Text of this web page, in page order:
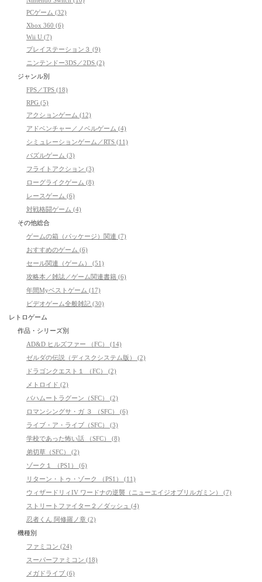
PCゲーム (32)
Xbox 360 (6)
Wii U (7)
プレイステーション３ (9)
ニンテンドー3DS／2DS (2)
ジャンル別
FPS／TPS (18)
RPG (5)
アクションゲーム (12)
アドベンチャー／ノベルゲーム (4)
シミュレーションゲーム／RTS (11)
パズルゲーム (3)
フライトアクション (3)
ローグライクゲーム (8)
レースゲーム (6)
対戦格闘ゲーム (4)
その他総合
ゲームの箱（パッケージ）関連 (7)
おすすめのゲーム (6)
セール関連（ゲーム） (51)
攻略本／雑誌／ゲーム関連書籍 (6)
年間Myベストゲーム (17)
ビデオゲーム全般雑記 (30)
レトロゲーム
作品・シリーズ別
AD&D ヒルズファー （FC） (14)
ゼルダの伝説（ディスクシステム版） (2)
ドラゴンクエスト１ （FC） (2)
メトロイド (2)
バハムートラグーン（SFC） (2)
ロマンシングサ・ガ ３ （SFC） (6)
ライブ・ア・ライブ（SFC） (3)
学校であった怖い話 （SFC） (8)
弟切草（SFC） (2)
ゾーク１ （PS1） (6)
リターン・トゥ・ゾーク （PS1） (11)
ウィザードリィIV ワードナの逆襲（ニューエイジオブリルガミン） (7)
ストリートファイター２／ダッシュ (4)
忍者くん 阿修羅ノ章 (2)
機種別
ファミコン (24)
スーパーファミコン (18)
メガドライブ (6)